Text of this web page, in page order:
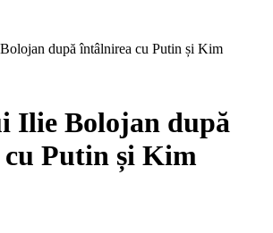
după întâlnirea cu Putin și Kim
Ilie Bolojan după
Putin și Kim